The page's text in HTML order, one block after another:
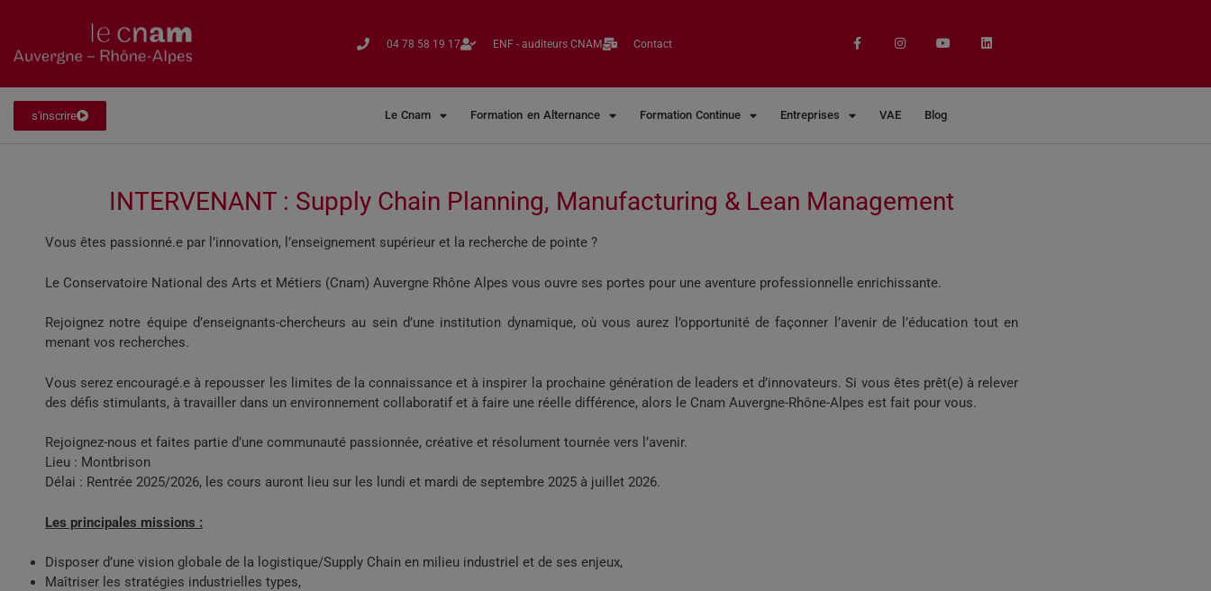
04 78 58 19 17​ ENF - auditeurs CNAM Contact
s'inscrire Le Cnam Formation en Alternance Formation Continue Entreprises VAE Blog
INTERVENANT : Supply Chain Planning, Manufacturing & Lean Management
Vous êtes passionné.e par l’innovation, l’enseignement supérieur et la recherche de pointe ?
Le Conservatoire National des Arts et Métiers (Cnam) Auvergne Rhône Alpes vous ouvre ses portes pour une aventure professionnelle enrichissante.
Rejoignez notre équipe d’enseignants-chercheurs au sein d’une institution dynamique, où vous aurez l’opportunité de façonner l’avenir de l’éducation tout en
menant vos recherches.
Vous serez encouragé.e à repousser les limites de la connaissance et à inspirer la prochaine génération de leaders et d’innovateurs. Si vous êtes prêt(e) à relever
des défis stimulants, à travailler dans un environnement collaboratif et à faire une réelle différence, alors le Cnam Auvergne-Rhône-Alpes est fait pour vous.
Rejoignez-nous et faites partie d’une communauté passionnée, créative et résolument tournée vers l’avenir.
Lieu : Montbrison
Délai : Rentrée 2025/2026, les cours auront lieu sur les lundi et mardi de septembre 2025 à juillet 2026.
Les principales missions :
Disposer d’une vision globale de la logistique/Supply Chain en milieu industriel et de ses enjeux,
Maîtriser les stratégies industrielles types,